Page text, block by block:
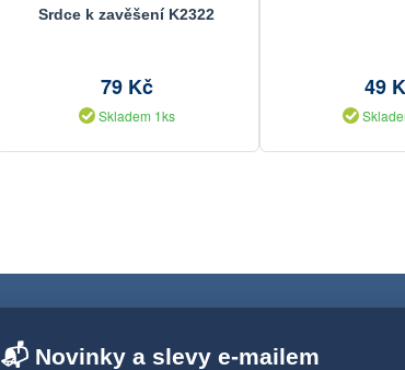
Srdce k zavěšení K2322
79 Kč
Skladem 1ks
49
📬 Novinky a slevy e-mailem